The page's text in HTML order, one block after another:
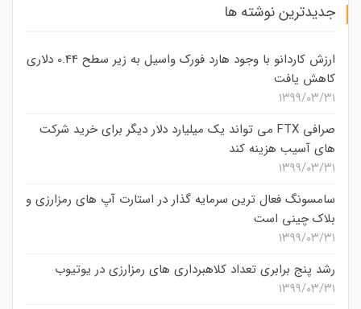
جدیدترین نوشته ها
ارزش کاردانو با وجود هارد فورک واسیل به زیر سطح 0.44 دلاری
کاهش یافت
۱۳۹۹/۰۳/۳۱
صرافی FTX می تواند یک میلیارد دلار دیگر برای خرید شرکت
های آسیب هزینه کند
۱۳۹۹/۰۳/۳۱
سامسونگ فعال‌ ترین سرمایه‌ گذار در استارت‌ آپ‌ های رمزارزی و
بلاک چینی است
۱۳۹۹/۰۳/۳۱
رشد پنج برابری تعداد کلاهبرداری های رمزارزی در یوتیوب
۱۳۹۹/۰۳/۳۱